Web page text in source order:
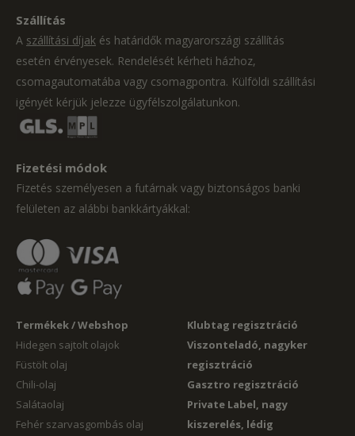
Termékek / Webshop
Hidegen sajtolt olajok
Füstölt olaj
Chili-olaj
Salátaolaj
Fehér szarvasgombás olaj
Klubtag regisztráció
Viszonteladó, nagyker
regisztráció
Gasztro regisztráció
Private Label, nagy
kiszerelés, lédig
Szállítás
A szállítási díjak és határidők magyarországi szállítás
esetén érvényesek. Rendelését kérheti házhoz,
csomagautomatába vagy csomagpontra. Külföldi szállítási
igényét kérjük jelezze ügyfélszolgálatunkon.
Fizetési módok
Fizetés személyesen a futárnak vagy biztonságos banki
felületen az alábbi bankkártyákkal: